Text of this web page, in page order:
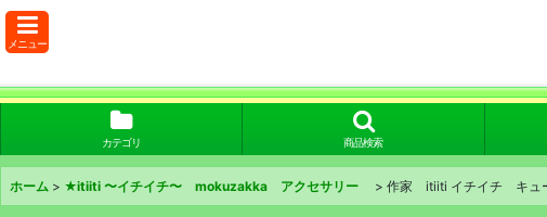
メニュー
カテゴリ 商品検索
ホーム > ★itiiti 〜イチイチ〜 mokuzakka アクセサリー > 作家 itiiti イチイチ キュ